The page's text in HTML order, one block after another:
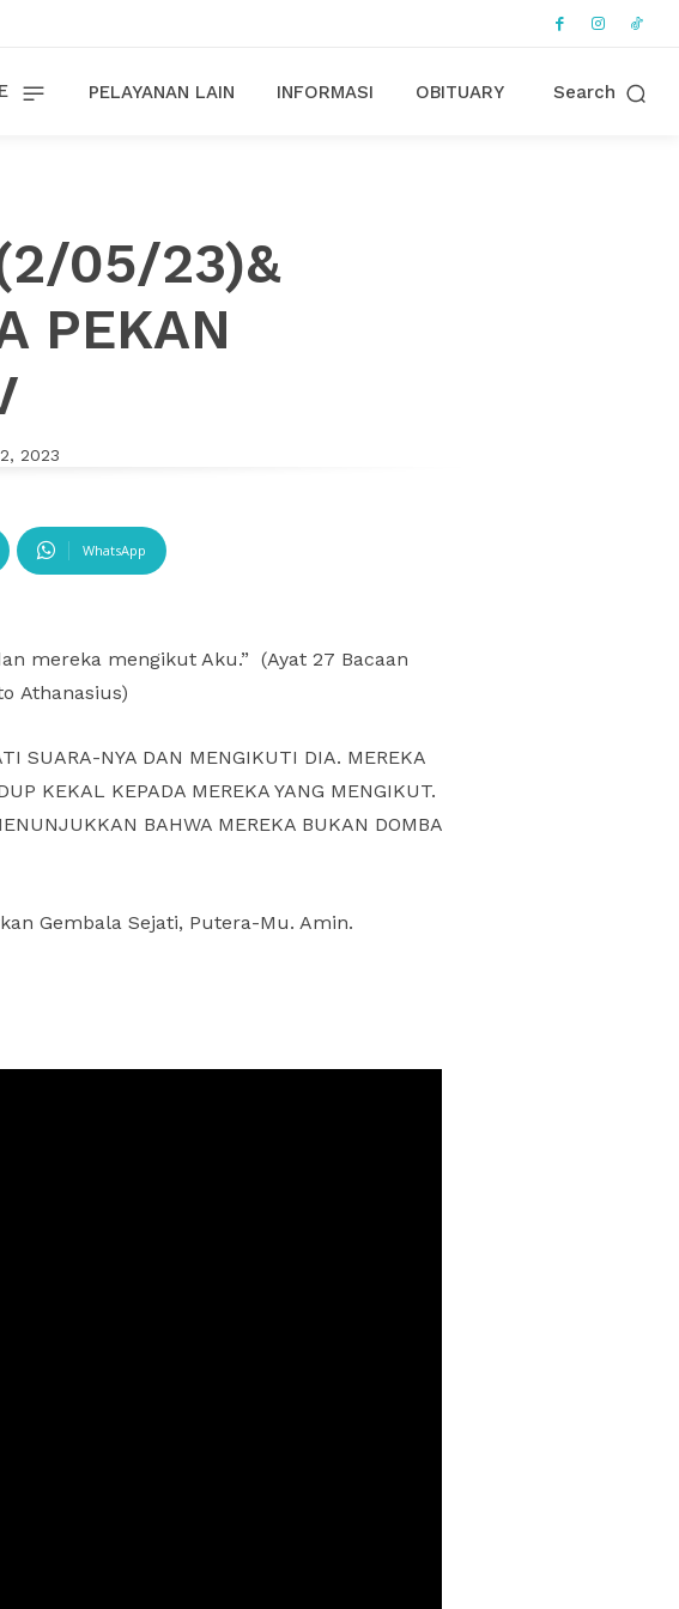
PELAYANAN LAIN INFORMASI OBITUARY Search
05/23)&
PEKAN
2023
WhatsApp
mereka mengikut Aku.” (Ayat 27 Bacaan
Athanasius)
SUARA-NYA DAN MENGIKUTI DIA. MEREKA
KEKAL KEPADA MEREKA YANG MENGIKUT.
BAHWA MEREKA BUKAN DOMBA
Gembala Sejati, Putera-Mu. Amin.